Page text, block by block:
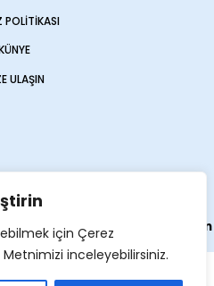
için Çerez
Metnimizi inceleyebilirsiniz.
POLITIKASI
ULAŞIN
Opencart Global
tarafından